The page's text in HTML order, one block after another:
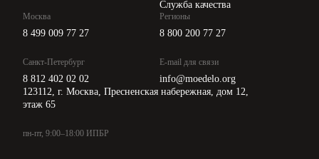
Служба качества
Москва
8 499 009 77 27
Санкт-Петербург
8 812 402 02 02
Регионы
8 800 200 77 27
E-mail для связи
info@moedelo.org
123112, г. Москва, Пресненская набережная, дом 12,
этаж 65
пн-пт, 9:00–18:00 ИПБР